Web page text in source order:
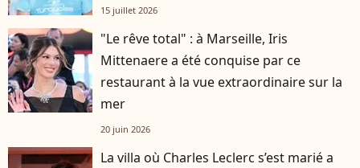
15 juillet 2026
"Le rêve total" : à Marseille, Iris
Mittenaere a été conquise par ce
restaurant à la vue extraordinaire sur la
mer
20 juin 2026
La villa où Charles Leclerc s’est marié a